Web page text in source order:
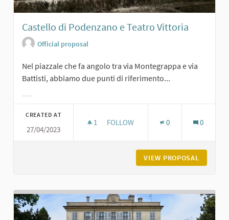
Castello di Podenzano e Teatro Vittoria
Official proposal
Nel piazzale che fa angolo tra via Montegrappa e via
Battisti, abbiamo due punti di riferimento...
CREATED AT
27/04/2023
1 1 FOLLOWER
FOLLOW 0 0
VIEW PROPOSAL